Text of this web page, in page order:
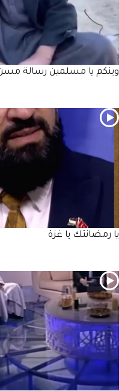
وينكم يا مسلمين رسالة
يا رمضانتك يا غزة